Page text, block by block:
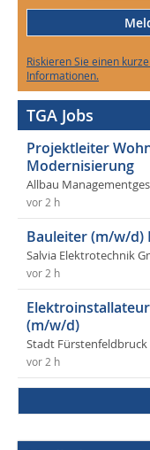
Riskieren Sie einen
Informationen.
TGA Jobs
Projektleiter
Modernisierung
Allbau
vor 2 h
Bauleiter (m/w/d)
Salvia Elektrotechnik
vor 2 h
(m/w/d)
Stadt Fürstenfeldbruck
vor 2 h